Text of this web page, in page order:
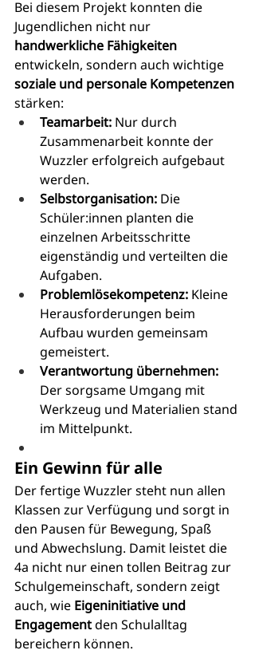
Bei diesem Projekt konnten die
Jugendlichen nicht nur
handwerkliche Fähigkeiten
entwickeln, sondern auch wichtige
soziale und personale Kompetenzen
stärken:
Teamarbeit: Nur durch
Zusammenarbeit konnte der
Wuzzler erfolgreich aufgebaut
werden.
Selbstorganisation: Die
Schüler:innen planten die
einzelnen Arbeitsschritte
eigenständig und verteilten die
Aufgaben.
Problemlösekompetenz: Kleine
Herausforderungen beim
Aufbau wurden gemeinsam
gemeistert.
Verantwortung übernehmen:
Der sorgsame Umgang mit
Werkzeug und Materialien stand
im Mittelpunkt.
Ein Gewinn für alle
Der fertige Wuzzler steht nun allen
Klassen zur Verfügung und sorgt in
den Pausen für Bewegung, Spaß
und Abwechslung. Damit leistet die
4a nicht nur einen tollen Beitrag zur
Schulgemeinschaft, sondern zeigt
auch, wie Eigeninitiative und
Engagement den Schulalltag
bereichern können.